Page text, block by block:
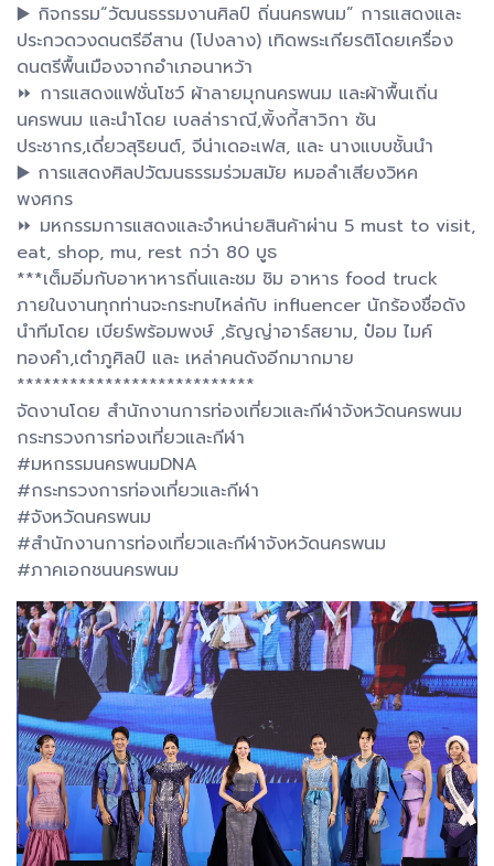
▶️ กิจกรรม“วัฒนธรรมงานศิลป์ ถิ่นนครพนม” การแสดงและ
ประกวดวงดนตรีอีสาน (โปงลาง) เทิดพระเกียรติโดยเครื่อง
ดนตรีพื้นเมืองจากอำเภอนาหว้า
⏩️ การแสดงแฟชั่นโชว์ ผ้าลายมุกนครพนม และผ้าพื้นเถิ่น
นครพนม และนำโดย เบลล่าราณี,พิ้งกี้สาวิกา ซัน
ประชากร,เดี่ยวสุริยนต์, จีน่าเดอะเฟส, และ นางแบบชั้นนำ
▶️ การแสดงศิลปวัฒนธรรมร่วมสมัย หมอลำเสียงวิหค
พงศกร
⏩️ มหกรรมการแสดงและจำหน่ายสินค้าผ่าน 5 must to visit,
eat, shop, mu, rest กว่า 80 บูธ
***เต็มอิ่มกับอาหาหารถิ่นและชม ชิม อาหาร food truck
ภายในงานทุกท่านจะกระทบไหล่กับ influencer นักร้องชื่อดัง
นำทีมโดย เบียร์พร้อมพงษ์ ,ธัญญ่าอาร์สยาม, ป๋อม ไมค์
ทองคำ,เต๋าภูศิลป์ และ เหล่าคนดังอีกมากมาย
***************************
จัดงานโดย สำนักงานการท่องเที่ยวและกีฬาจังหวัดนครพนม
กระทรวงการท่องเที่ยวและกีฬา
#มหกรรมนครพนมDNA
#กระทรวงการท่องเที่ยวและกีฬา
#จังหวัดนครพนม
#สำนักงานการท่องเที่ยวและกีฬาจังหวัดนครพนม
#ภาคเอกชนนครพนม